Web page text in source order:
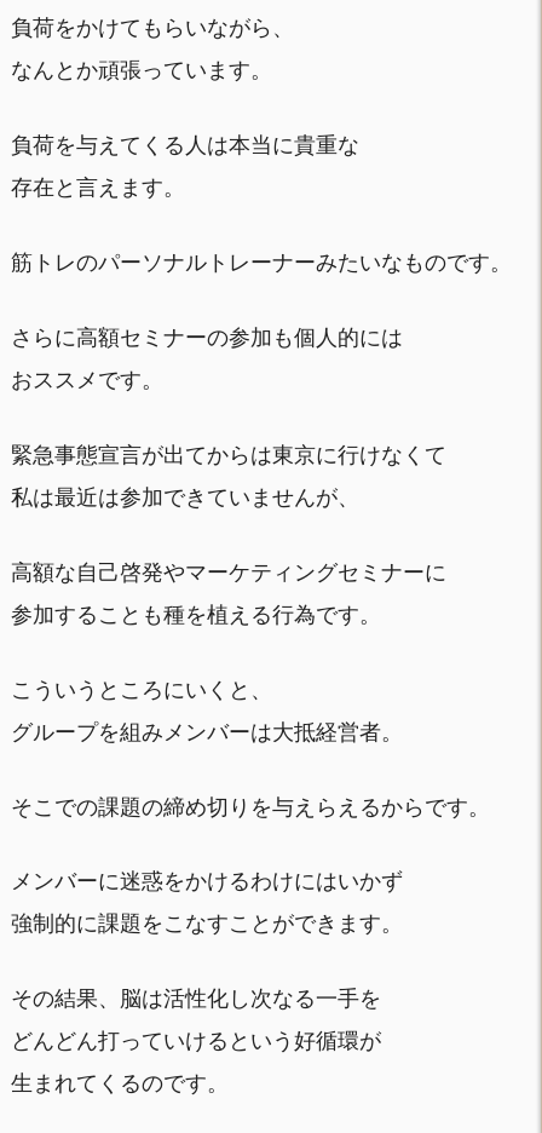
負荷をかけてもらいながら、
なんとか頑張っています。
負荷を与えてくる人は本当に貴重な
存在と言えます。
筋トレのパーソナルトレーナーみたいなものです。
さらに高額セミナーの参加も個人的には
おススメです。
緊急事態宣言が出てからは東京に行けなくて
私は最近は参加できていませんが、
高額な自己啓発やマーケティングセミナーに
参加することも種を植える行為です。
こういうところにいくと、
グループを組みメンバーは大抵経営者。
そこでの課題の締め切りを与えらえるからです。
メンバーに迷惑をかけるわけにはいかず
強制的に課題をこなすことができます。
その結果、脳は活性化し次なる一手を
どんどん打っていけるという好循環が
生まれてくるのです。